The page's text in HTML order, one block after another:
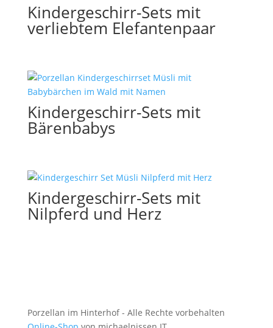
Kindergeschirr-Sets mit
verliebtem Elefantenpaar
Kindergeschirr-Sets mit
Bärenbabys
Kindergeschirr-Sets mit
Nilpferd und Herz
Porzellan im Hinterhof - Alle Rechte vorbehalten